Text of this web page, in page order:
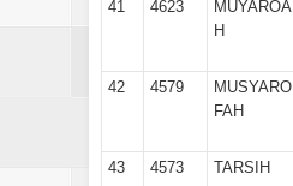
41
4623
MUYAROA
H
42
4579
MUSYARO
FAH
43
4573 TARSIH